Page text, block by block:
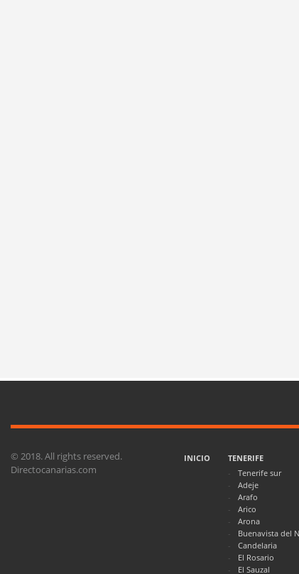
INICIO
TENERIFE
Tenerife sur
Adeje
Arafo
Arico
Arona
Buenavista del
Candelaria
El Rosario
El Sauzal
© 2018. All rights reserved.
Directocanarias.com